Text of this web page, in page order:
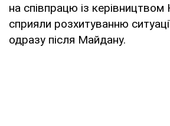
на співпрацю із керівництвом
сприяли розхитуванню
одразу після Майдану.